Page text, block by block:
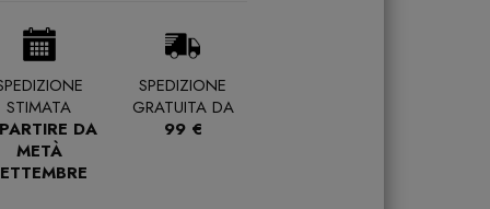
STIMATA
DA
METÀ
SPEDIZIONE
GRATUITA DA
99 €